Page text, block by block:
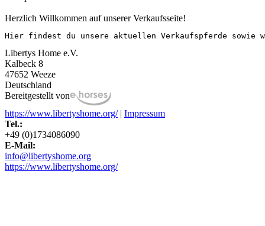
Herzlich Willkommen auf unserer Verkaufsseite!
Hier findest du unsere aktuellen Verkaufspferde sowie
Libertys Home e.V.
Kalbeck 8
47652 Weeze
Deutschland
Bereitgestellt von
https://www.libertyshome.org/ | Impressum
Tel.:
+49 (0)1734086090
E-Mail:
info@libertyshome.org
https://www.libertyshome.org/